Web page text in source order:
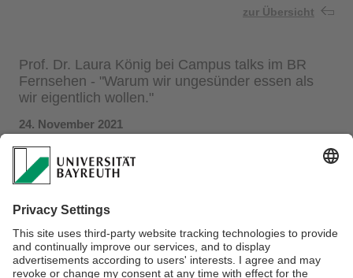
zur Übersicht
Prof. Dr. Laura König bei Campus talks im BR
Fernsehen - "Warum wir ungesünder essen als
wir eigentlich wollen."
24. November 2021
Die Psychologin Laura König - Jun.-Prof. für Public Health
Nutrition am Campus Kulmbach - verrät uns, warum wir oft
ungesünder essen, als wir es eigentlich wollen. Die
Menschen in der Auswahl von Speisen maßgeblich durch
ihre Umwelt beeinflusst werden.
Hier geht´s zum vollständigen Beitrag.